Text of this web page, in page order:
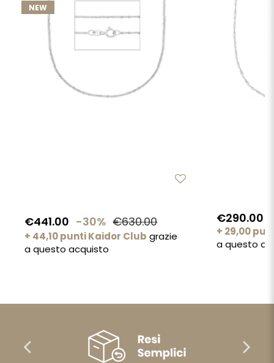
NEW
€441.00 -30% €630.00
+ 44,10 punti Kaidor Club grazie
a questo acquisto
€290.00
+ 29,00
a questo